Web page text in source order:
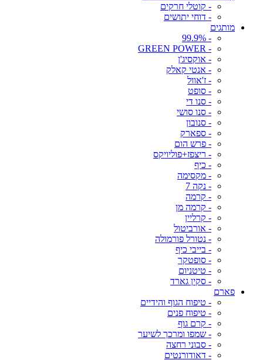
- קוטלי חרקים
- דוחי יתושים
מותגים
- 99.9%
- GREEN POWER
- אוקסיג'ן
- אנטי קאלק
- ז'אוול
- סופט
- סנו די
- סנו סושי
- סנובון
- ספארק
- פרש הום
- ריצפז+פוליויקס
- כיף
- מקסימה
- נקה 7
- קרמה
- קרמה מן
- קרליין
- אורביטול
- נטורל פורמולה
- בייבי כיף
- סופטקר
- טיטניום
- סקין גארד
פארם
- טיפוח הגוף והידיים
- טיפוח פנים
- קרם גוף
- שמפו ומרכך לשיער
- סבוני רחצה
- דאודורנטים